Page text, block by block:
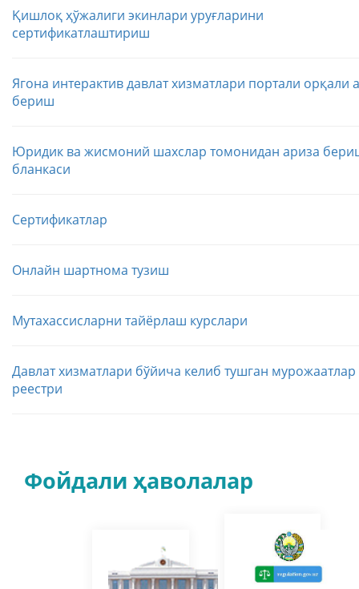
Қишлоқ ҳўжалиги экинлари уруғларини
сертификатлаштириш
Ягона интерактив давлат хизматлари портали орқали
бериш
Юридик ва жисмоний шахслар томонидан ариза
бланкаси
Сертификатлар
Онлайн шартнома тузиш
Мутахассисларни тайёрлаш курслари
Давлат хизматлари бўйича келиб тушган мурожаатлар
реестри
Фойдали ҳаволалар